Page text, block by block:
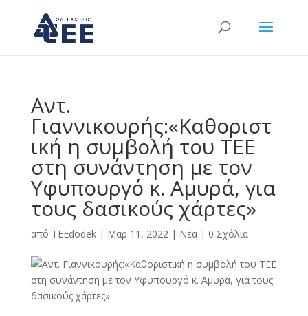
Αντ.
Γιαννικουρής:«Καθοριστ
ική η συμβολή του ΤΕΕ
στη συνάντηση με τον
Υφυπουργό κ. Αμυρά, για
τους δασικούς χάρτες»
από TEEdodek| Μαρ 11, 2022| Νέα| 0 Σχόλια